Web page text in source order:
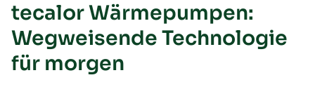
tecalor Wärmepumpen:
Wegweisende Technologie
für morgen